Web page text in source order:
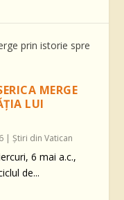
MERGE
LUI
|Știri din Vatican
6 mai a.c.,
de...